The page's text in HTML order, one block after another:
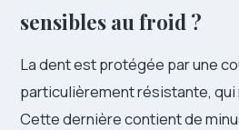
sensibles au froid ?
La dent est protégée par une
particulièrement résistante, qui
Cette dernière contient de